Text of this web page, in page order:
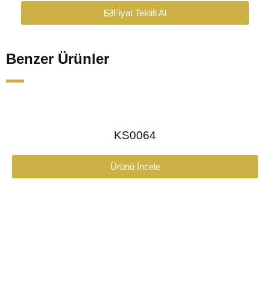
Fiyat Teklifi Al
Benzer Ürünler
KS0064
Ürünü İncele